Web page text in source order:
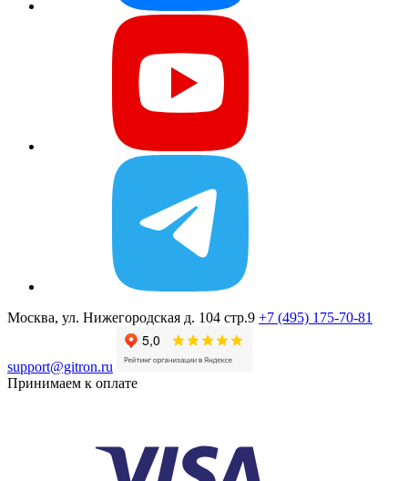
Москва, ул. Нижегородская д. 104 стр.9 +7 (495) 175-70-81
support@gitron.ru
Принимаем к оплате